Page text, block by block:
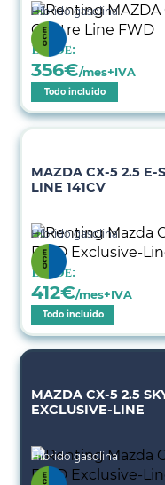
Híbrido gasolina
Desde:
356€/mes+IVA
Todo incluido
MAZDA CX-5 2.5 E-
LINE 141CV
Híbrido gasolina
Desde:
412€/mes+IVA
Todo incluido
MAZDA CX-5 2.5
EXCLUSIVE-LINE
Híbrido gasolina